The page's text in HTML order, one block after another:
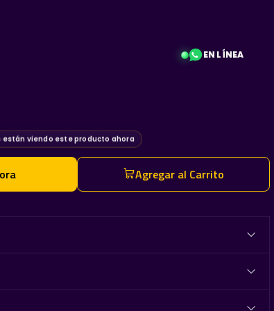
EN LÍNEA
Shifters Track
están viendo este producto ahora
Agregar al Carrito